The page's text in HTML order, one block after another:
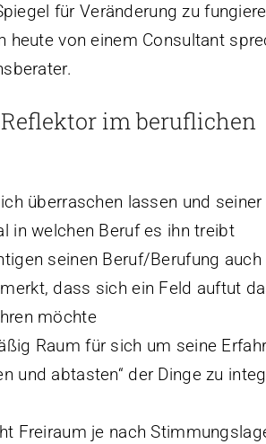
für Veränderung zu
heute von einem Consultant
im beruflichen
überraschen lassen und seiner
in welchen Beruf es ihn treibt
seinen Beruf/Berufung auch
dass sich ein Feld auftut
möchte
Raum für sich um seine
und abtasten“ der Dinge zu
Freiraum je nach